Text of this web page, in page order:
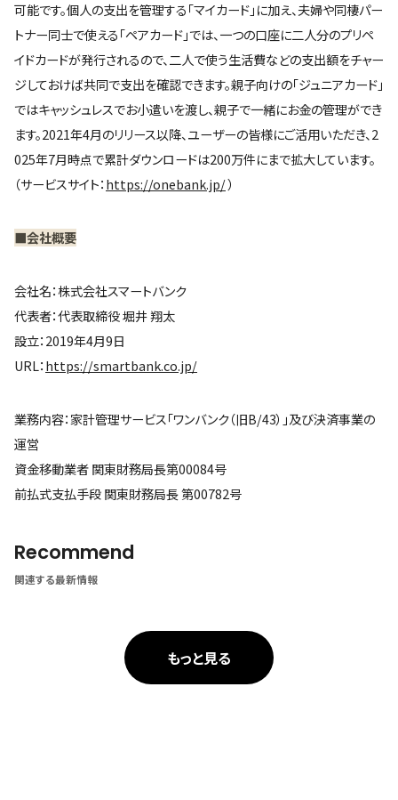
可能です。個人の支出を管理する「マイカード」に加え、夫婦や同棲パー
トナー同士で使える「ペアカード」では、一つの口座に二人分のプリペ
イドカードが発行されるので、二人で使う生活費などの支出額をチャー
ジしておけば共同で支出を確認できます。親子向けの「ジュニアカード」
ではキャッシュレスでお小遣いを渡し、親子で一緒にお金の管理ができ
ます。2021年4月のリリース以降、ユーザーの皆様にご活用いただき、2
025年7月時点で累計ダウンロードは200万件にまで拡大しています。
（サービスサイト： https://onebank.jp/）
■会社概要
会社名：株式会社スマートバンク
代表者：代表取締役 堀井 翔太
設立：2019年4月9日
URL： https://smartbank.co.jp/
業務内容：家計管理サービス「ワンバンク（旧B/43）」及び決済事業の
運営
資金移動業者 関東財務局長第00084号
前払式支払手段 関東財務局長 第00782号
Recommend
関連する最新情報
もっと見る